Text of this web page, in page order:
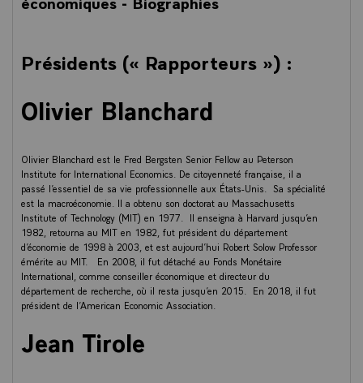
Présidents (« Rapporteurs ») :
Olivier Blanchard
Olivier Blanchard est le Fred Bergsten Senior Fellow au Peterson
Institute for International Economics. De citoyenneté française, il a
passé l’essentiel de sa vie professionnelle aux États-Unis. Sa spécialité
est la macroéconomie. Il a obtenu son doctorat au Massachusetts
Institute of Technology (MIT) en 1977. Il enseigna à Harvard jusqu’en
1982, retourna au MIT en 1982, fut président du département
d’économie de 1998 à 2003, et est aujourd’hui Robert Solow Professor
émérite au MIT. En 2008, il fut détaché au Fonds Monétaire
International, comme conseiller économique et directeur du
département de recherche, où il resta jusqu’en 2015. En 2018, il fut
président de l’American Economic Association.
Jean Tirole